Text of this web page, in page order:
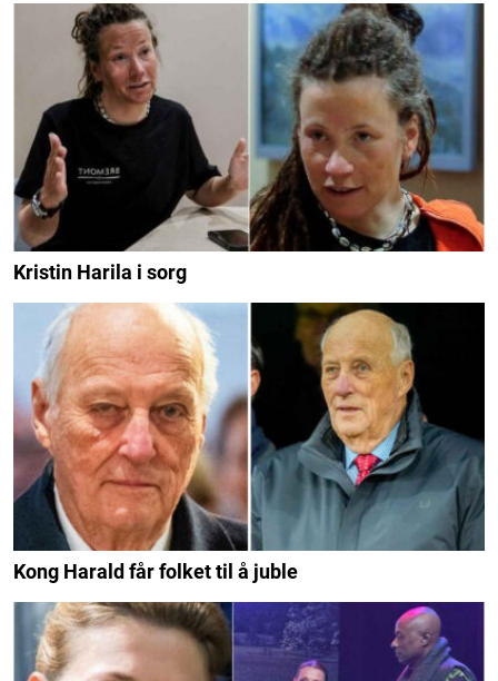
Kristin Harila i sorg
Kong Harald får folket til å juble